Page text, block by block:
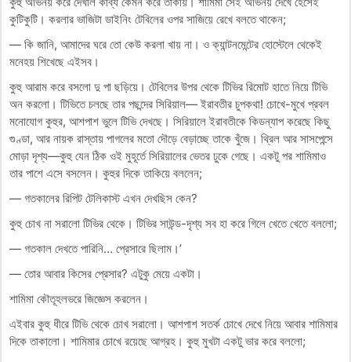
কুটিকুটি। করলার ভাজিটা ডাইনিং টেবিলের ওপর সাজিয়ে রেখে বলতে থাকেন;
— কি জানি, আমাদের ঘরে তো কেউ করলা খায় না। ও ক্যান্টনমেন্টের হোস্টেলে থেকেই
মনেহয় শিখেছে এইসব।
কুহু আরাম করে বসলো দু পা ছড়িয়ে। টেবিলের উপর থেকে টিভির রিমোট হাতে নিয়ে টিভি
অন করলো। টিভিতে চলছে তার পছন্দের সিরিয়াল— ইরাবতীর চুপকথা! চোখে-মুখে প্রবল
মনোযোগ কুহুর, আশপাশ ভুলে টিভি দেখছে। সিরিয়ালে ইরাবতীকে কিডন্যাপ করেছে কিছু
গুণ্ডা, আর নায়ক রাস্তায় পাগলের মতো দৌড়ে বেড়াচ্ছে তাকে খুঁজে। থ্রিল আর সাসপেন্সে
মোড়া দৃশ্য—কুহু যেন ঠিক ওই মুহূর্তে সিরিয়ালের ভেতর ঢুকে গেছে। একটু পর শামিমাও
তার পাশে এসে বসলেন। কুহুর দিকে তাকিয়ে বললেন;
— গতকালের রিপিট টেলিকাস্ট এখন দেখছিস কেন?
কুহু চোখ না সরালো টিভির থেকে। টিভির সাউন্ড-দৃশ্য সব হা করে গিলে খেতে খেতে বললো;
— গতকাল দেখতে পারিনি… প্রেসারে ছিলাম।’
— তোর আবার কিসের প্রেসার? এটুকু মেয়ে একটা।
শামিমা কৌতূহলভরে জিজ্ঞেস করলেন।
এইবার কুহু ধীরে টিভি থেকে চোখ সরালো। আশপাশ সতর্ক চোখে দেখে নিয়ে আবার শামিমার
দিকে তাকালো। শামিমার চোখে রয়েছে আগ্রহ। কুহু মুখটা একটু ভার করে বললো;